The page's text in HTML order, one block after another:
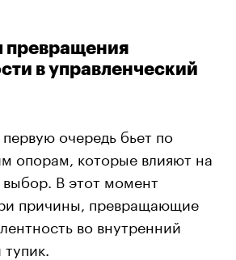
превращения
в управленческий
очередь бьет по
опорам, которые влияют на
выбор. В этот момент
причины, превращающие
во внутренний